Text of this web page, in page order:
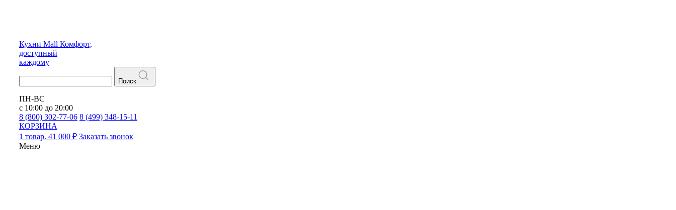
Кухни Mall Комфорт,
доступный
каждому
Поиск
ПН-ВС
с 10:00 до 20:00
8 (800) 302-77-06 8 (499) 348-15-11
КОРЗИНА
1 товар. 41 000 ₽ Заказать звонок
Меню